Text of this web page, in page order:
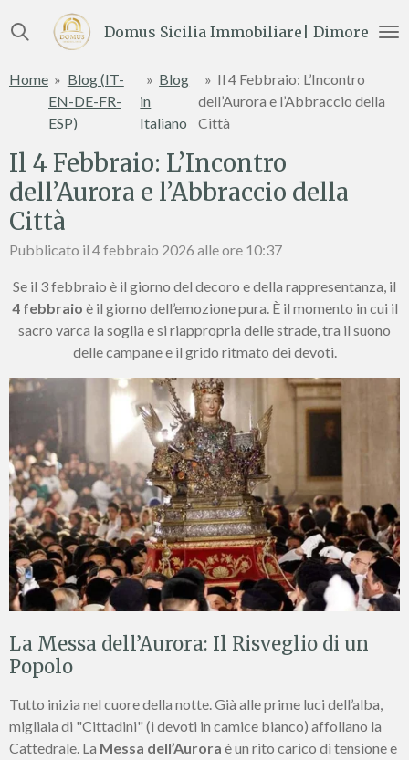
al
principale
Domus Sicilia Immobiliare| Dimore e
Home » Blog (IT-
EN-DE-FR-
ESP)
» Blog
in
Italiano
» Il 4 Febbraio: L’Incontro
dell’Aurora e l’Abbraccio della
Città
Il 4 Febbraio: L’Incontro
dell’Aurora e l’Abbraccio della
Città
Pubblicato il 4 febbraio 2026 alle ore 10:37
Se il 3 febbraio è il giorno del decoro e della rappresentanza, il
4 febbraio è il giorno dell’emozione pura. È il momento in cui il
sacro varca la soglia e si riappropria delle strade, tra il suono
delle campane e il grido ritmato dei devoti.
La Messa dell’Aurora: Il Risveglio di un
Popolo
Tutto inizia nel cuore della notte. Già alle prime luci dell’alba,
migliaia di "Cittadini" (i devoti in camice bianco) affollano la
Cattedrale. La Messa dell’Aurora è un rito carico di tensione e